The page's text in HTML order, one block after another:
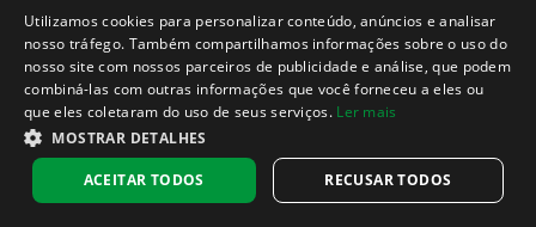
Utilizamos cookies para personalizar conteúdo, anúncios e analisar
nosso tráfego. Também compartilhamos informações sobre o uso do
nosso site com nossos parceiros de publicidade e análise, que podem
combiná-las com outras informações que você forneceu a eles ou
que eles coletaram do uso de seus serviços. Ler mais
MOSTRAR DETALHES
ACEITAR TODOS RECUSAR TODOS